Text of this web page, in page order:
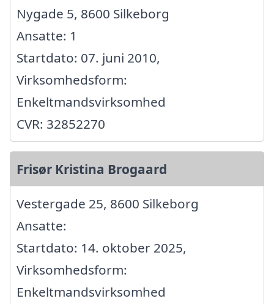
Nygade 5, 8600 Silkeborg
Ansatte: 1
Startdato: 07. juni 2010,
Virksomhedsform:
Enkeltmandsvirksomhed
CVR: 32852270
Frisør Kristina Brogaard
Vestergade 25, 8600 Silkeborg
Ansatte:
Startdato: 14. oktober 2025,
Virksomhedsform:
Enkeltmandsvirksomhed